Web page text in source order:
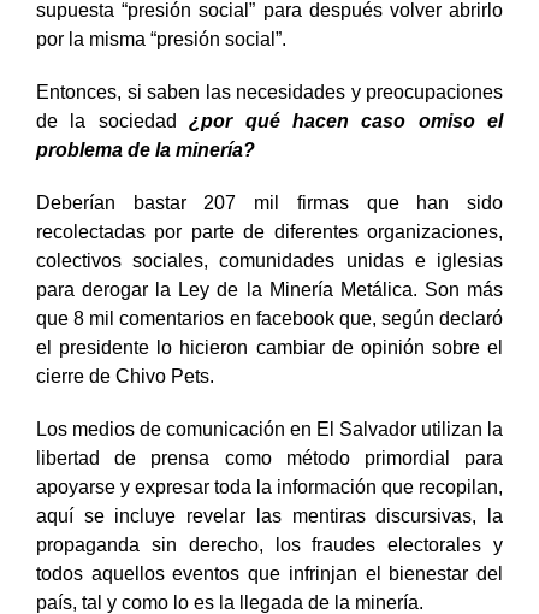
supuesta “presión social” para después volver abrirlo
por la misma “presión social”.
Entonces, si saben las necesidades y preocupaciones
de la sociedad
¿por qué hacen caso omiso el
problema de la minería?
Deberían bastar 207 mil firmas que han sido
recolectadas por parte de diferentes organizaciones,
colectivos sociales, comunidades unidas e iglesias
para derogar la Ley de la Minería Metálica. Son más
que 8 mil comentarios en facebook que, según declaró
el presidente lo hicieron cambiar de opinión sobre el
cierre de Chivo Pets.
Los medios de comunicación en El Salvador utilizan la
libertad de prensa como método primordial para
apoyarse y expresar toda la información que recopilan,
aquí se incluye revelar las mentiras discursivas, la
propaganda sin derecho, los fraudes electorales y
todos aquellos eventos que infrinjan el bienestar del
país, tal y como lo es la llegada de la minería.